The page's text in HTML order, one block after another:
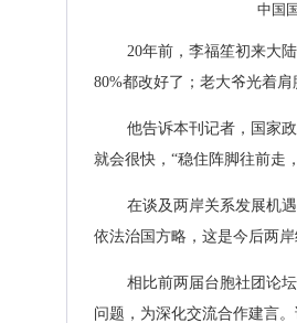
中国
20年前，李福笙初来大
80%都改好了；老大爷光着
他告诉本刊记者，国家
就会很快，“稳住阵脚往前走
在谈及两岸关系发展机
依法治国方略，这是今后两
相比前两届台胞社团论
问题，为深化交流合作建言